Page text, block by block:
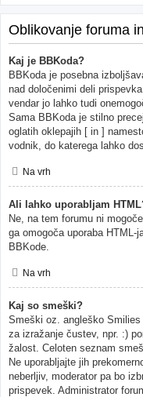
Oblikovanje foruma
Kaj je BBKoda?
BBKoda je posebna
nad določenimi deli
vendar jo lahko tudi
Sama BBKoda je stilno
oglatih oklepajih [ in ]
vodnik, do katerega lahko
Na vrh
Ali lahko uporabljam
Ne, na tem forumu ni
ga omogoča uporaba HTML-
BBKode.
Na vrh
Kaj so smeški?
Smeški oz. angleško
za izražanje čustev, npr. :)
žalost. Celoten seznam
Ne uporabljajte jih
neberljiv, moderator pa bo
prispevek. Administrator